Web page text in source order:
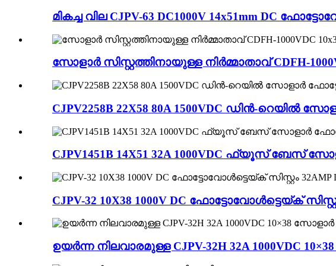
മികച്ച വില CJPV-63 DC1000V 14x51mm DC
സോളാർ സിസ്റ്റത്തിനായുള്ള നിർമ്മാതാവ് CDFH-
CJPV2258B 22X58 80A 1500VDC ഡിൻ-
CJPV1451B 14X51 32A 1000VDC ഫ്യൂസ്
CJPV-32 10X38 1000V DC ഫോട്ടോവോൾട്ടെയ്ക്
ഉയർന്ന നിലവാരമുള്ള CJPV-32H 32A